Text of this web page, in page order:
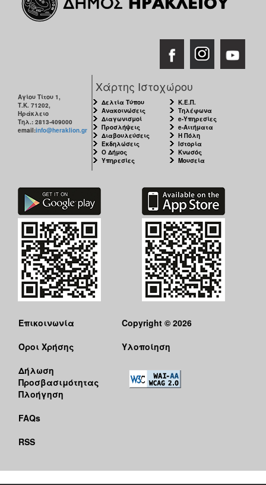
Αγίου Τίτου 1,
Τ.Κ. 71202,
Ηράκλειο
Τηλ.: 2813-409000
email:info@heraklion.gr
Χάρτης Ιστοχώρου
Δελτία Τύπου
Ανακοινώσεις
Διαγωνισμοί
Προσλήψεις
Διαβουλεύσεις
Εκδηλώσεις
Ο Δήμος
Υπηρεσίες
Κ.Ε.Π.
Τηλέφωνα
e-Υπηρεσίες
e-Αιτήματα
Η Πόλη
Ιστορία
Κνωσός
Μουσεία
Επικοινωνία
Όροι Χρήσης
Δήλωση
Προσβασιμότητας
Πλοήγηση
FAQs
RSS
Copyright © 2026
Υλοποίηση